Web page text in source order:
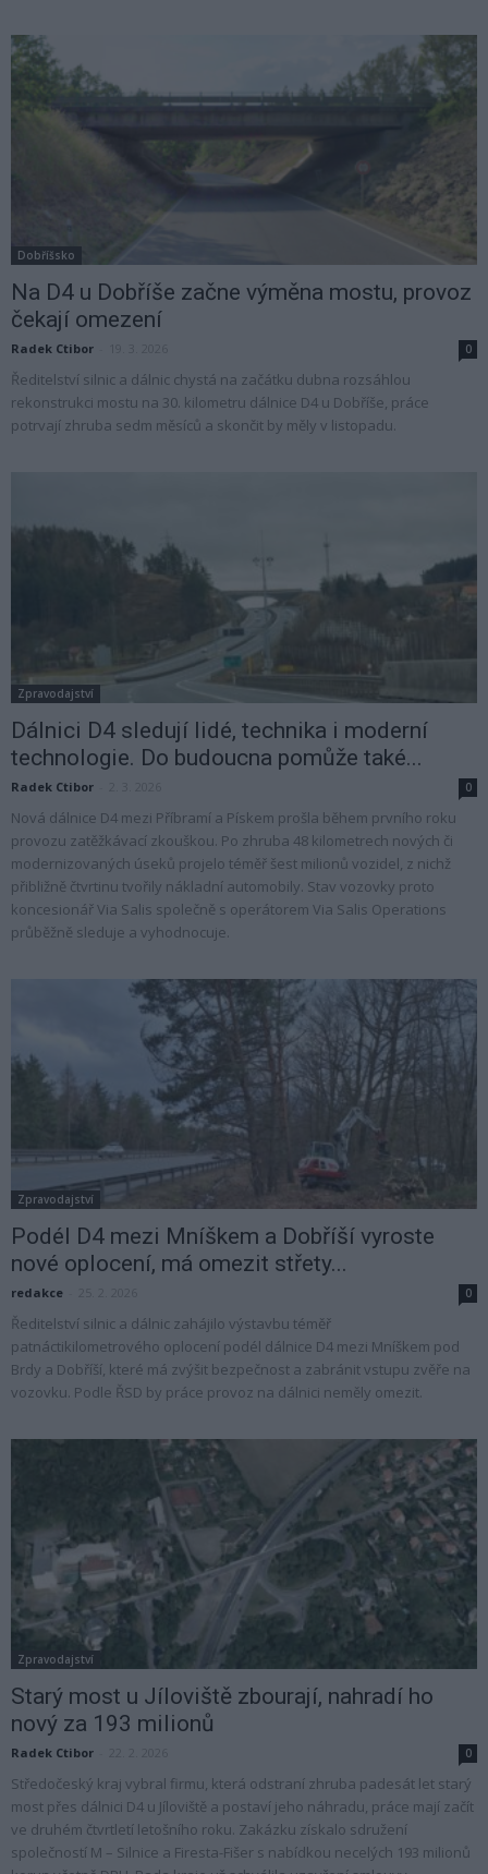
Dobříšsko
Na D4 u Dobříše začne výměna mostu, provoz
čekají omezení
Radek Ctibor 0
Ředitelství silnic a dálnic chystá na začátku dubna rozsáhlou
rekonstrukci mostu na 30. kilometru dálnice D4 u Dobříše, práce
potrvají zhruba sedm měsíců a skončit by měly v listopadu.
Zpravodajství
Dálnici D4 sledují lidé, technika i moderní
technologie. Do budoucna pomůže také...
Radek Ctibor 0
Nová dálnice D4 mezi Příbramí a Pískem prošla během prvního roku
provozu zatěžkávací zkouškou. Po zhruba 48 kilometrech nových či
modernizovaných úseků projelo téměř šest milionů vozidel, z nichž
přibližně čtvrtinu tvořily nákladní automobily. Stav vozovky proto
koncesionář Via Salis společně s operátorem Via Salis Operations
průběžně sleduje a vyhodnocuje.
Zpravodajství
Podél D4 mezi Mníškem a Dobříší vyroste
nové oplocení, má omezit střety...
redakce 0
Ředitelství silnic a dálnic zahájilo výstavbu téměř
patnáctikilometrového oplocení podél dálnice D4 mezi Mníškem pod
Brdy a Dobříší, které má zvýšit bezpečnost a zabránit vstupu zvěře na
vozovku. Podle ŘSD by práce provoz na dálnici neměly omezit.
Zpravodajství
Starý most u Jíloviště zbourají, nahradí ho
nový za 193 milionů
Radek Ctibor 0
Středočeský kraj vybral firmu, která odstraní zhruba padesát let starý
most přes dálnici D4 u Jíloviště a postaví jeho náhradu, práce mají začít
ve druhém čtvrtletí letošního roku. Zakázku získalo sdružení
společností M – Silnice a Firesta-Fišer s nabídkou necelých 193 milionů